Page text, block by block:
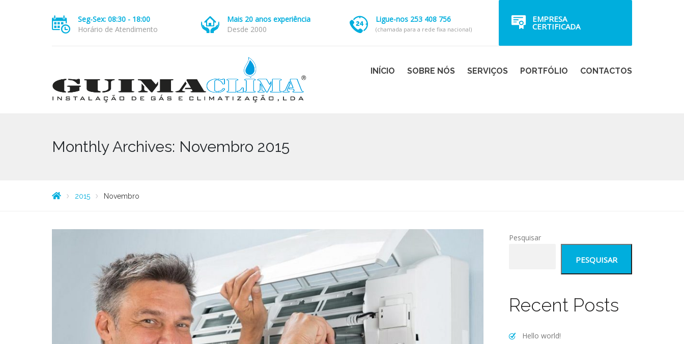
Seg-Sex: 08:30 - 18:00
Horário de Atendimento
Mais 20 anos experiência
Desde 2000
Ligue-nos 253 408 756
(chamada para a rede fixa nacional)
EMPRESA
CERTIFICADA
INÍCIO SOBRE NÓS SERVIÇOS PORTFÓLIO CONTACTOS
Monthly Archives: Novembro 2015
2015 Novembro
Pesquisar
PESQUISAR
Recent Posts
Hello world!